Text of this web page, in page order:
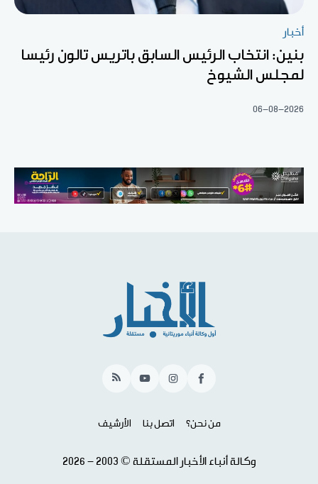
أخبار
بنين: انتخاب الرئيس السابق باتريس تالون رئيسا
لمجلس الشيوخ
06-08-2026
Facebook
Instagram
YouTube
RSS
من نحن؟ اتصل بنا الأرشيف
وكالة أنباء الأخبار المستقلة © 2003 - 2026